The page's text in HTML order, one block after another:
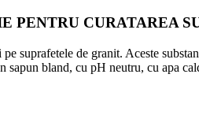
PENTRU CURATAREA
suprafetele de granit. Aceste
bland, cu pH neutru, cu apa